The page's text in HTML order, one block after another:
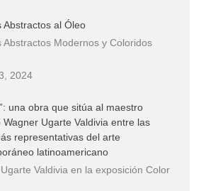
Abstractos al Óleo
Abstractos Modernos y Coloridos
2024
una obra que sitúa al maestro
Wagner Ugarte Valdivia entre las
representativas del arte
latinoamericano
Valdivia en la exposición Color